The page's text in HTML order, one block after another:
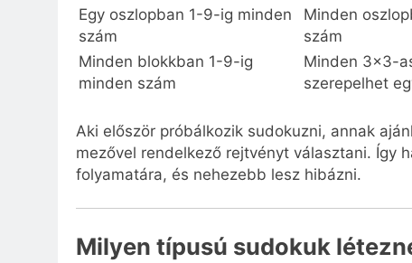
Egy oszlopban 1-9-ig minden
szám
Minden
szám
Minden blokkban 1-9-ig
minden szám
Minden 3×3-
szerepelhet
Aki először próbálkozik sudokuzni, annak
mezővel rendelkező rejtvényt választani. Így
folyamatára, és nehezebb lesz hibázni.
Milyen típusú sudokuk